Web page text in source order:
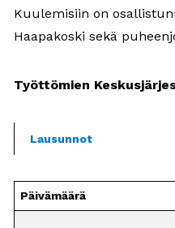
Kuulemisiin on
Haapakoski sekä
Työttömien
Lausunnot
Päivämäärä